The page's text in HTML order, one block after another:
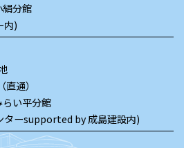
絹分館
内)
通）
い平分館
ターsupported by 成島建設内)